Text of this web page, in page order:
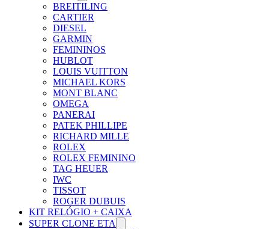
BREITILING
CARTIER
DIESEL
GARMIN
FEMININOS
HUBLOT
LOUIS VUITTON
MICHAEL KORS
MONT BLANC
OMEGA
PANERAI
PATEK PHILLIPE
RICHARD MILLE
ROLEX
ROLEX FEMININO
TAG HEUER
IWC
TISSOT
ROGER DUBUIS
KIT RELÓGIO + CAIXA
SUPER CLONE ETA